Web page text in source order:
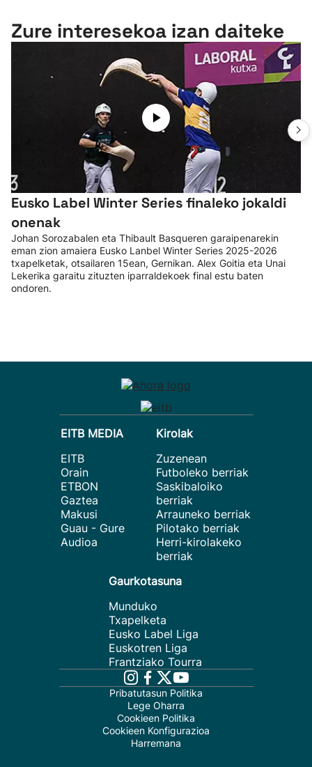
Zure interesekoa izan daiteke
Eusko Label Winter Series finaleko jokaldi
onenak
Johan Sorozabalen eta Thibault Basqueren garaipenarekin
eman zion amaiera Eusko Lanbel Winter Series 2025-2026
txapelketak, otsailaren 15ean, Gernikan. Alex Goitia eta Unai
Lekerika garaitu zituzten iparraldekoek final estu baten
ondoren.
EITB MEDIA
EITB
Orain
ETBON
Gaztea
Makusi
Guau - Gure
Audioa
Kirolak
Zuzenean
Futboleko berriak
Saskibaloiko
berriak
Arrauneko berriak
Pilotako berriak
Herri-kirolakeko
berriak
Gaurkotasuna
Munduko
Txapelketa
Eusko Label Liga
Euskotren Liga
Frantziako Tourra
Pribatutasun Politika
Lege Oharra
Cookieen Politika
Cookieen Konfigurazioa
Harremana